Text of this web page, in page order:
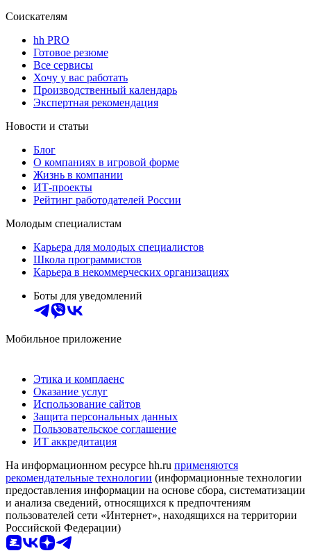
Соискателям
hh PRO
Готовое резюме
Все сервисы
Хочу у вас работать
Производственный календарь
Экспертная рекомендация
Новости и статьи
Блог
О компаниях в игровой форме
Жизнь в компании
ИТ-проекты
Рейтинг работодателей России
Молодым специалистам
Карьера для молодых специалистов
Школа программистов
Карьера в некоммерческих организациях
Боты для уведомлений
Мобильное приложение
Этика и комплаенс
Оказание услуг
Использование сайтов
Защита персональных данных
Пользовательское соглашение
ИТ аккредитация
На информационном ресурсе hh.ru применяются
рекомендательные технологии (информационные технологии
предоставления информации на основе сбора, систематизации
и анализа сведений, относящихся к предпочтениям
пользователей сети «Интернет», находящихся на территории
Российской Федерации)